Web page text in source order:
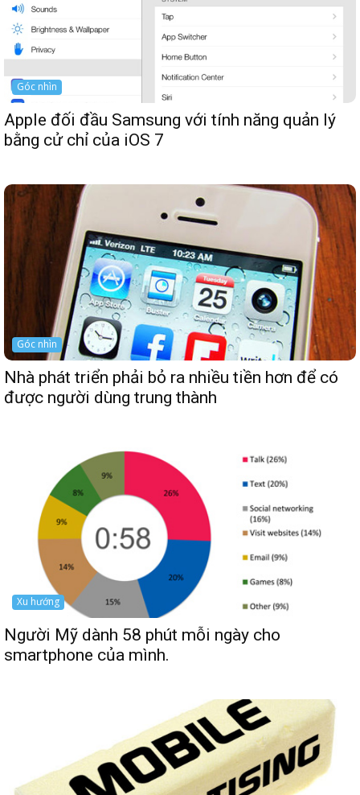
Góc nhìn
Apple đối đầu Samsung với tính năng quản lý
bằng cử chỉ của iOS 7
Góc nhìn
Nhà phát triển phải bỏ ra nhiều tiền hơn để có
được người dùng trung thành
Xu hướng
Người Mỹ dành 58 phút mỗi ngày cho
smartphone của mình.